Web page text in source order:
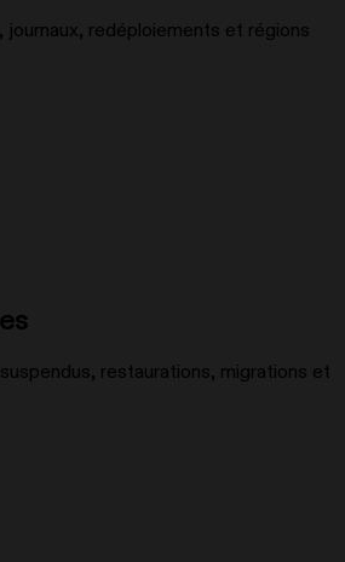
journaux, redéploiements et régions
restaurations, migrations et